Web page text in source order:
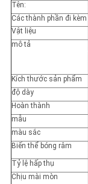
Tên:
Các thành phần đi kèm
Vật liệu
mô tả
Kích thước sản phẩm
độ dày
Hoàn thành
mẫu
màu sắc
Biến thể bóng râm
Tỷ lệ hấp thụ
Chịu mài mòn